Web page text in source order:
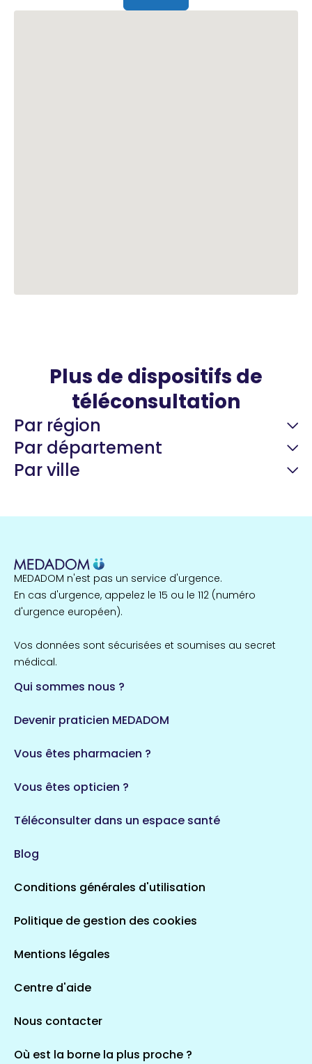
Plus de dispositifs de
téléconsultation
Par région
Île-de-France
857 espaces de santé
124 espaces de santé
Auvergne-Rhône-Alpes
720 espaces de santé
693 espaces de santé
324 espaces de santé
Par département
Côtes-d'Armor
Maine-et-Loire
Loiret
Loir-et-Cher
36 espaces de santé
Par ville
1 espaces de santé
1 espaces de santé
Saint-Agathon
MEDADOM n'est pas un service d'urgence.
En cas d'urgence, appelez le 15 ou le 112 (numéro
d'urgence européen).
Vos données sont sécurisées et soumises au secret
médical.
Qui sommes nous ?
Devenir praticien MEDADOM
Vous êtes pharmacien ?
Vous êtes opticien ?
Téléconsulter dans un espace santé
Blog
Conditions générales d'utilisation
Politique de gestion des cookies
Mentions légales
Centre d'aide
Nous contacter
Où est la borne la plus proche ?